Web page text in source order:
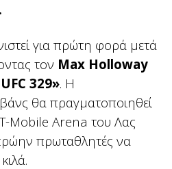
για πρώτη φορά μετά
τον Max Holloway
329». Η
θα πραγματοποιηθεί
T-Mobile Arena του Λας
πρωταθλητές να